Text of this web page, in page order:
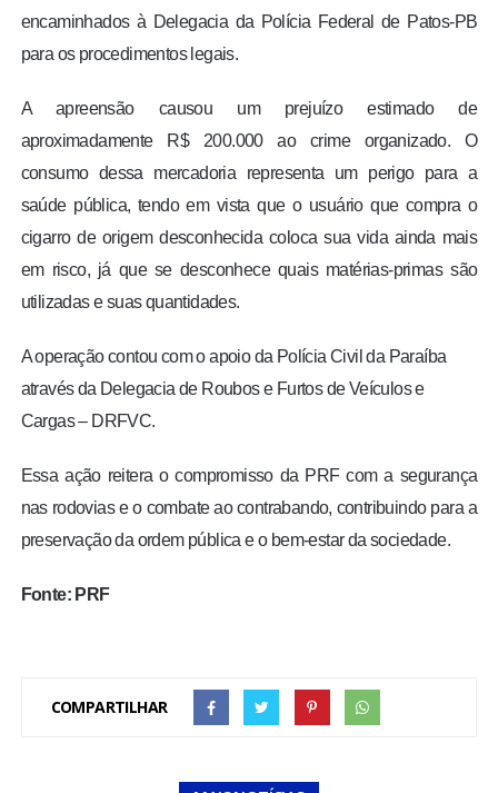
encaminhados à Delegacia da Polícia Federal de Patos-PB
para os procedimentos legais.
A apreensão causou um prejuízo estimado de
aproximadamente R$ 200.000 ao crime organizado. O
consumo dessa mercadoria representa um perigo para a
saúde pública, tendo em vista que o usuário que compra o
cigarro de origem desconhecida coloca sua vida ainda mais
em risco, já que se desconhece quais matérias-primas são
utilizadas e suas quantidades.
A operação contou com o apoio da Polícia Civil da Paraíba
através da Delegacia de Roubos e Furtos de Veículos e
Cargas – DRFVC.
Essa ação reitera o compromisso da PRF com a segurança
nas rodovias e o combate ao contrabando, contribuindo para a
preservação da ordem pública e o bem-estar da sociedade.
Fonte: PRF
COMPARTILHAR